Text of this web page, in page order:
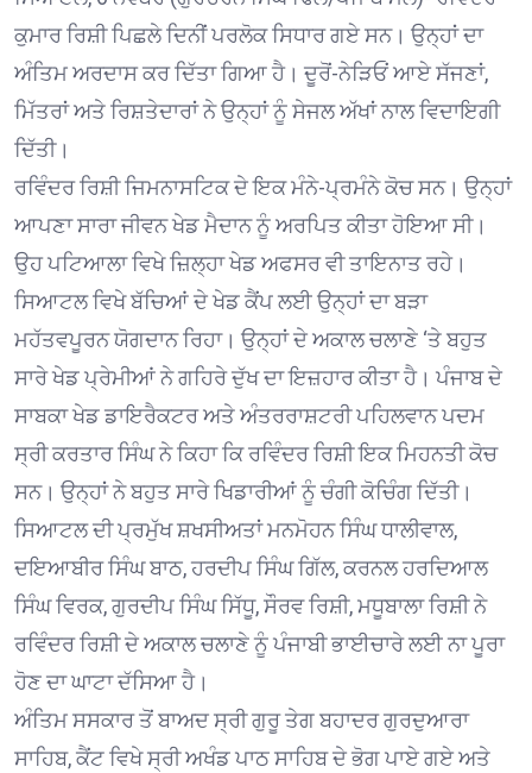
ਕੁਮਾਰ ਰਿਸ਼ੀ ਪਿਛਲੇ ਦਿਨੀਂ ਪਰਲੋਕ ਸਿਧਾਰ ਗਏ ਸਨ। ਉਨ੍ਹਾਂ ਦਾ
ਅੰਤਿਮ ਅਰਦਾਸ ਕਰ ਦਿੱਤਾ ਗਿਆ ਹੈ। ਦੂਰੋਂ-ਨੇੜਿਓਂ ਆਏ ਸੱਜਣਾਂ,
ਮਿੱਤਰਾਂ ਅਤੇ ਰਿਸ਼ਤੇਦਾਰਾਂ ਨੇ ਉਨ੍ਹਾਂ ਨੂੰ ਸੇਜਲ ਅੱਖਾਂ ਨਾਲ ਵਿਦਾਇਗੀ
ਦਿੱਤੀ।
ਰਵਿੰਦਰ ਰਿਸ਼ੀ ਜਿਮਨਾਸਟਿਕ ਦੇ ਇਕ ਮੰਨੇ-ਪ੍ਰਮੰਨੇ ਕੋਚ ਸਨ। ਉਨ੍ਹਾਂ
ਆਪਣਾ ਸਾਰਾ ਜੀਵਨ ਖੇਡ ਮੈਦਾਨ ਨੂੰ ਅਰਪਿਤ ਕੀਤਾ ਹੋਇਆ ਸੀ।
ਉਹ ਪਟਿਆਲਾ ਵਿਖੇ ਜ਼ਿਲ੍ਹਾ ਖੇਡ ਅਫਸਰ ਵੀ ਤਾਇਨਾਤ ਰਹੇ।
ਸਿਆਟਲ ਵਿਖੇ ਬੱਚਿਆਂ ਦੇ ਖੇਡ ਕੈਂਪ ਲਈ ਉਨ੍ਹਾਂ ਦਾ ਬੜਾ
ਮਹੱਤਵਪੂਰਨ ਯੋਗਦਾਨ ਰਿਹਾ। ਉਨ੍ਹਾਂ ਦੇ ਅਕਾਲ ਚਲਾਣੇ ‘ਤੇ ਬਹੁਤ
ਸਾਰੇ ਖੇਡ ਪ੍ਰੇਮੀਆਂ ਨੇ ਗਹਿਰੇ ਦੁੱਖ ਦਾ ਇਜ਼ਹਾਰ ਕੀਤਾ ਹੈ। ਪੰਜਾਬ ਦੇ
ਸਾਬਕਾ ਖੇਡ ਡਾਇਰੈਕਟਰ ਅਤੇ ਅੰਤਰਰਾਸ਼ਟਰੀ ਪਹਿਲਵਾਨ ਪਦਮ
ਸ੍ਰੀ ਕਰਤਾਰ ਸਿੰਘ ਨੇ ਕਿਹਾ ਕਿ ਰਵਿੰਦਰ ਰਿਸ਼ੀ ਇਕ ਮਿਹਨਤੀ ਕੋਚ
ਸਨ। ਉਨ੍ਹਾਂ ਨੇ ਬਹੁਤ ਸਾਰੇ ਖਿਡਾਰੀਆਂ ਨੂੰ ਚੰਗੀ ਕੋਚਿੰਗ ਦਿੱਤੀ।
ਸਿਆਟਲ ਦੀ ਪ੍ਰਮੁੱਖ ਸ਼ਖਸੀਅਤਾਂ ਮਨਮੋਹਨ ਸਿੰਘ ਧਾਲੀਵਾਲ,
ਦਇਆਬੀਰ ਸਿੰਘ ਬਾਠ, ਹਰਦੀਪ ਸਿੰਘ ਗਿੱਲ, ਕਰਨਲ ਹਰਦਿਆਲ
ਸਿੰਘ ਵਿਰਕ, ਗੁਰਦੀਪ ਸਿੰਘ ਸਿੱਧੂ, ਸੌਰਵ ਰਿਸ਼ੀ, ਮਧੂਬਾਲਾ ਰਿਸ਼ੀ ਨੇ
ਰਵਿੰਦਰ ਰਿਸ਼ੀ ਦੇ ਅਕਾਲ ਚਲਾਣੇ ਨੂੰ ਪੰਜਾਬੀ ਭਾਈਚਾਰੇ ਲਈ ਨਾ ਪੂਰਾ
ਹੋਣ ਦਾ ਘਾਟਾ ਦੱਸਿਆ ਹੈ।
ਅੰਤਿਮ ਸਸਕਾਰ ਤੋਂ ਬਾਅਦ ਸ੍ਰੀ ਗੁਰੂ ਤੇਗ ਬਹਾਦਰ ਗੁਰਦੁਆਰਾ
ਸਾਹਿਬ, ਕੈਂਟ ਵਿਖੇ ਸ੍ਰੀ ਅਖੰਡ ਪਾਠ ਸਾਹਿਬ ਦੇ ਭੋਗ ਪਾਏ ਗਏ ਅਤੇ